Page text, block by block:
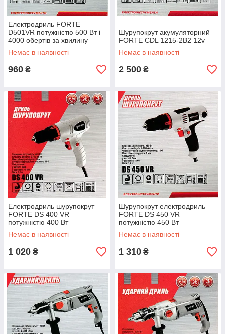
Електродриль FORTE
D501VR потужністю 500 Вт і
4000 обертів за хвилину
Немає в наявності
960 ₴
Шурупокрут акумуляторний
FORTE CDL 1215-2B2 12v
Немає в наявності
2 500 ₴
Електродриль шурупокрут
FORTE DS 400 VR
потужністю 400 Вт
Немає в наявності
1 020 ₴
Шурупокрут електродриль
FORTE DS 450 VR
потужністю 450 Вт
Немає в наявності
1 310 ₴